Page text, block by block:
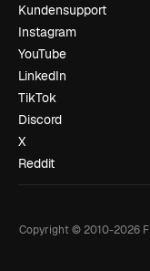
Kundensupport
Instagram
YouTube
LinkedIn
TikTok
Discord
X
Reddit
Copyright © 2010-2026